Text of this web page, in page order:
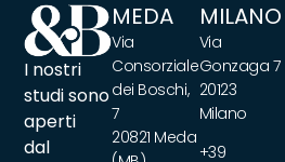
I nostri
studi sono
aperti
dal
MEDA
Via
Consorziale
dei Boschi,
7
20821 Meda
MILANO
Via
Gonzaga 7
20123
Milano
+39